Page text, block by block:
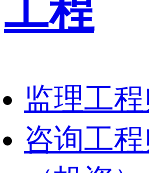
工程
监理工
咨询工